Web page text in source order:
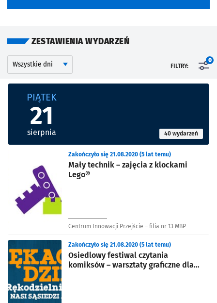
ZESTAWIENIA WYDARZEŃ
Kalendarium
Wyszukaj wydarzenia po dniu
FILTRY:
0
Znalezione wydarzenia
PIĄTEK
21
sierpnia 40 wydarzeń
Mały technik – zajęcia z klockami
Lego®
Zakończyło się 21.08.2020 (5 lat temu)
Centrum Innowacji Przejście – filia nr 13 MBP
Osiedlowy festiwal czytania
komiksów – warsztaty graficzne dla
Zakończyło się 21.08.2020 (5 lat temu)